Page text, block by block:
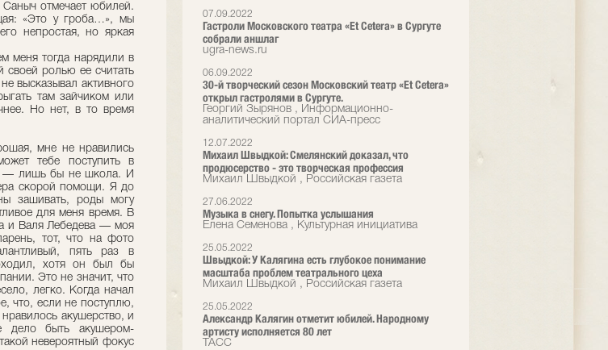
07.09.2022
Гастроли Московского театра «Et Cetera» в Сургуте
собрали аншлаг
ugra-news.ru
06.09.2022
30-й творческий сезон Московский театр «Et Cetera»
открыл гастролями в Сургуте.
Георгий Зырянов , Информационно-
аналитический портал СИА-пресс
12.07.2022
Михаил Швыдкой: Смелянский доказал, что
продюсерство - это творческая профессия
Михаил Швыдкой , Российская газета
27.06.2022
Музыка в снегу. Попытка услышания
Елена Семенова , Культурная инициатива
25.05.2022
Швыдкой: У Калягина есть глубокое понимание
масштаба проблем театрального цеха
Михаил Швыдкой , Российская газета
25.05.2022
Александр Калягин отметит юбилей. Народному
артисту исполняется 80 лет
ТАСС
отмечает юбилей.
«Это у гроба…», мы
непростая, но яркая
меня тогда нарядили в
ролью ее считать
высказывал активного
там зайчиком или
Но нет, в то время
мне не нравились
тебе поступить в
— лишь бы не школа. И
скорой помощи. Я до
зашивать, роды могу
для меня время. В
и Валя Лебедева — моя
тот, что на фото
пять раз в
хотя он был бы
Это не значит, что
легко. Когда начал
что, если не поступлю,
акушерство, и
дело быть акушером-
невероятный фокус